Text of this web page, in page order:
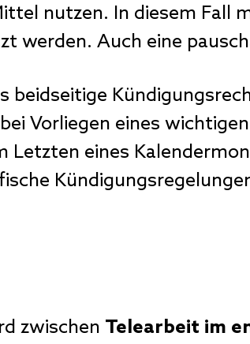
nutzen. In diesem Fall
werden. Auch eine
beidseitige
Vorliegen eines
Letzten eines
zwischen Telearbeit im